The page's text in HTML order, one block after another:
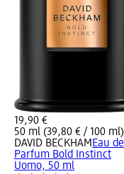
19,90 €
50 ml (39,80 € / 100 ml)
DAVID BECKHAM Eau de
Parfum Bold Instinct
Uomo, 50 ml